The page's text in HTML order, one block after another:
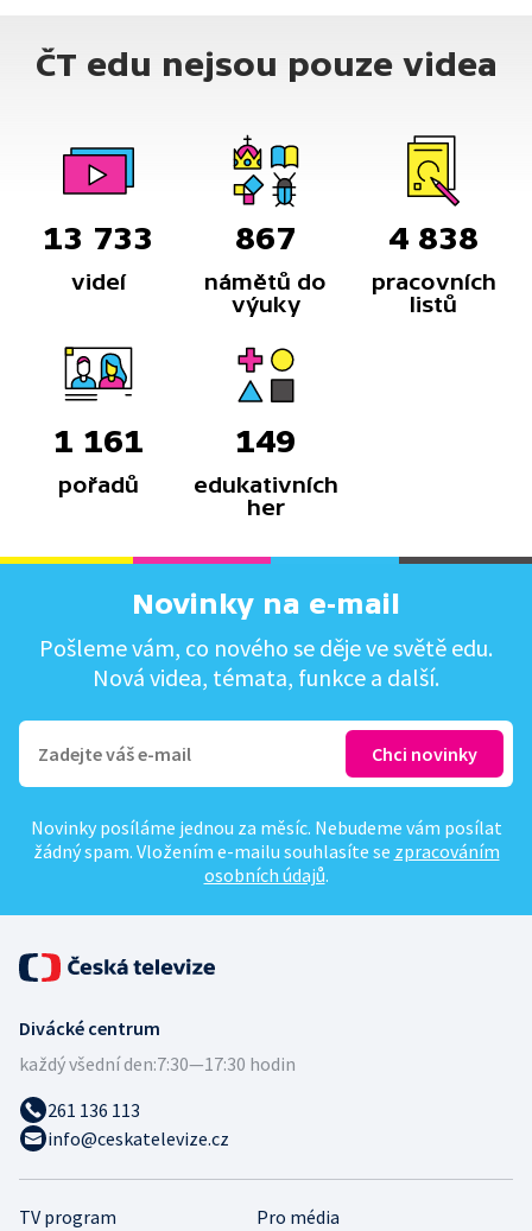
však přeruší výbuchy u domovů dětí, které kvůli
tomu nemohou dorazit.
ČT edu nejsou pouze videa
13 733
videí
867
námětů do
výuky
4 838
pracovních
listů
1 161
pořadů
149
edukativních
her
Novinky na e-mail
Pošleme vám, co nového se děje ve světě edu.
Nová videa, témata, funkce a další.
Novinky posíláme jednou za měsíc. Nebudeme vám posílat
žádný spam. Vložením e-mailu souhlasíte se zpracováním
osobních údajů.